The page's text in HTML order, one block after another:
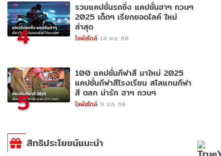
4
รวมแคปชั่นรถซิ่ง แคปชั่นฮาๆ กวนๆ
2025 เด็ดๆ เรียกยอดไลค์ ใหม่
ล่าสุด
ไลฟ์สไตล์ 14 พ.ย. 68
5
100 แคปชั่นกีฬาสี มาใหม่ 2025
แคปชั่นกีฬาสีโรงเรียน สโลแกนกีฬา
สี ตลก น่ารัก ฮาๆ กวนๆ
ไลฟ์สไตล์ 9 ม.ค. 68
สิทธิประโยชน์แนะนำ